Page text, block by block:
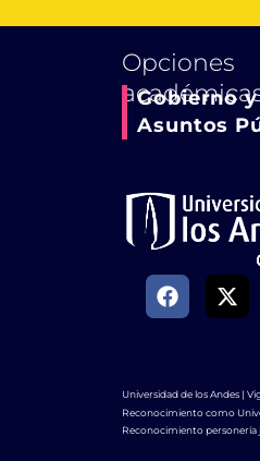
Opciones
Gobierno y
Asuntos
F
a
o
o
k
X
-
t
t
e
Universidad de los Andes |
Reconocimiento como
Reconocimiento personería